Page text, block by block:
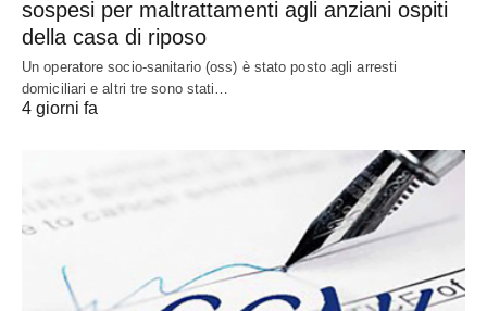
sospesi per maltrattamenti agli anziani ospiti
della casa di riposo
Un operatore socio-sanitario (oss) è stato posto agli arresti
domiciliari e altri tre sono stati…
4 giorni fa